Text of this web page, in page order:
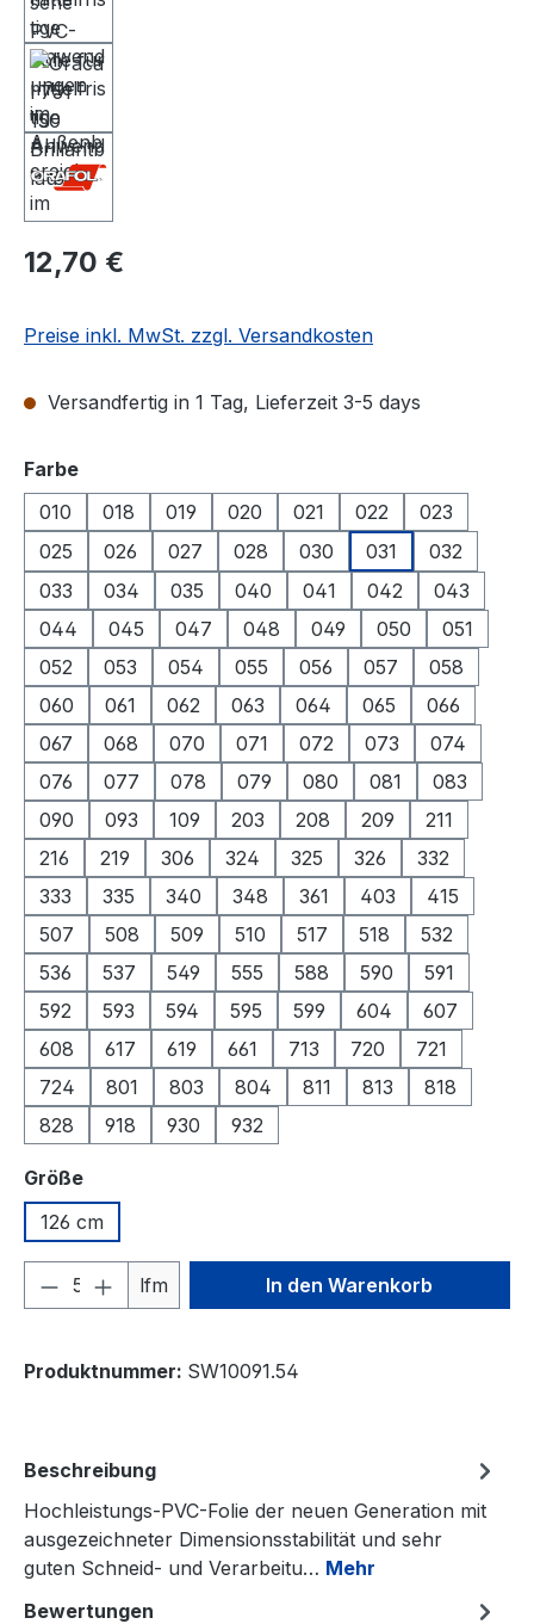
Regulärer Preis:
12,70 €
Preise inkl. MwSt. zzgl. Versandkosten
Versandfertig in 1 Tag, Lieferzeit 3-5 days
Farbeauswählen
010
018 019 020 021 022
023
025
026 027 028 030 031
032
033
034 035 040 041 042
043
044
045 047 048 049 050
051
052
053 054 055 056 057
058
060
061 062 063 064 065
066
067
068 070 071 072 073
074
076
077 078 079 080 081
083
090
093 109 203 208 209
211
216
219 306 324 325 326
332
333
335 340 348 361 403
415
507
508 509 510 517 518
532
536
537 549 555 588 590
591
592
593 594 595 599 604
607
608
617 619 661 713 720
721
724
801 803 804 811 813
818
828
918 930 932
Größeauswählen
126 cm
Produkt Anzahl: Gib den
lfm In den Warenkorb
Produktnummer: SW10091.54
Beschreibung
Hochleistungs-PVC-Folie der neuen Generation mit
ausgezeichneter Dimensionsstabilität und sehr
guten Schneid- und Verarbeitu… Mehr
Bewertungen